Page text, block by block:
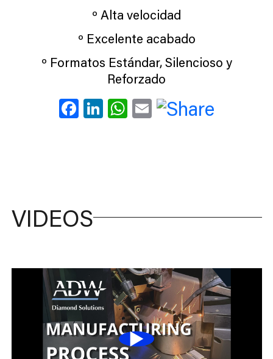
º Alta velocidad
º Excelente acabado
º Formatos Estándar, Silencioso y
Reforzado
Facebook
LinkedIn
WhatsApp
Email
VIDEOS